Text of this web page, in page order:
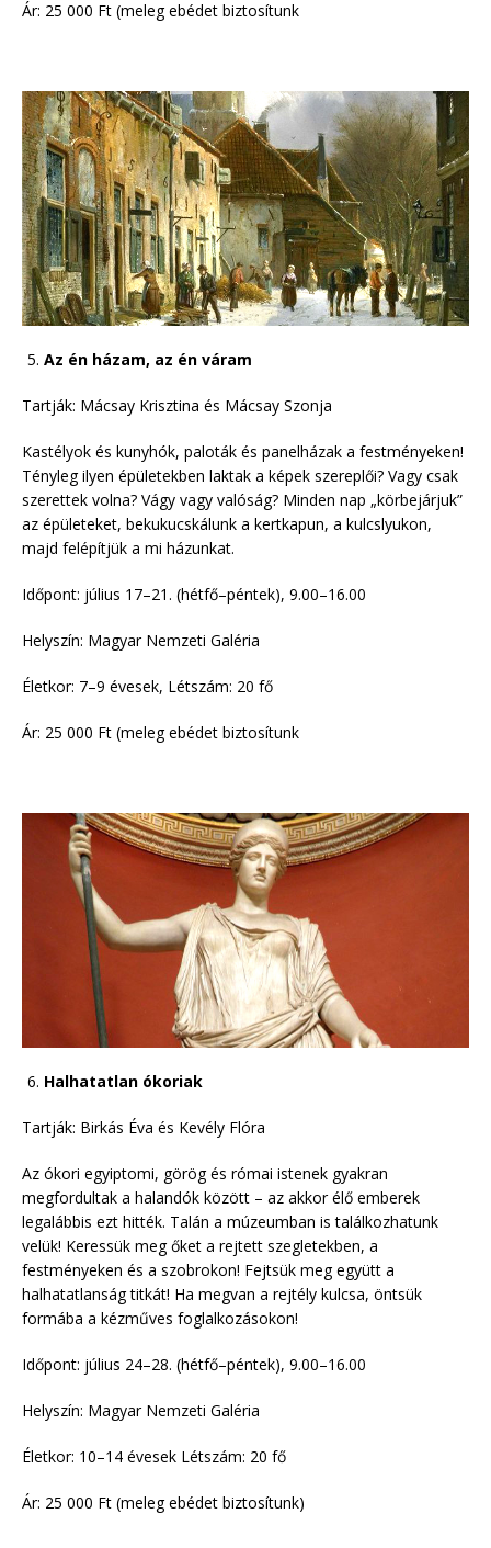
Ár: 25 000 Ft (meleg ebédet biztosítunk
Az én házam, az én váram
Tartják: Mácsay Krisztina és Mácsay Szonja
Kastélyok és kunyhók, paloták és panelházak a festményeken!
Tényleg ilyen épületekben laktak a képek szereplői? Vagy csak
szerettek volna? Vágy vagy valóság? Minden nap „körbejárjuk”
az épületeket, bekukucskálunk a kertkapun, a kulcslyukon,
majd felépítjük a mi házunkat.
Időpont: július 17–21. (hétfő–péntek), 9.00–16.00
Helyszín: Magyar Nemzeti Galéria
Életkor: 7–9 évesek, Létszám: 20 fő
Ár: 25 000 Ft (meleg ebédet biztosítunk
Halhatatlan ókoriak
Tartják: Birkás Éva és Kevély Flóra
Az ókori egyiptomi, görög és római istenek gyakran
megfordultak a halandók között – az akkor élő emberek
legalábbis ezt hitték. Talán a múzeumban is találkozhatunk
velük! Keressük meg őket a rejtett szegletekben, a
festményeken és a szobrokon! Fejtsük meg együtt a
halhatatlanság titkát! Ha megvan a rejtély kulcsa, öntsük
formába a kézműves foglalkozásokon!
Időpont: július 24–28. (hétfő–péntek), 9.00–16.00
Helyszín: Magyar Nemzeti Galéria
Életkor: 10–14 évesek Létszám: 20 fő
Ár: 25 000 Ft (meleg ebédet biztosítunk)